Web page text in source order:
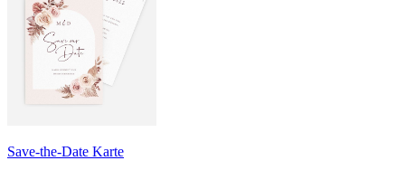
Save-the-Date Karte